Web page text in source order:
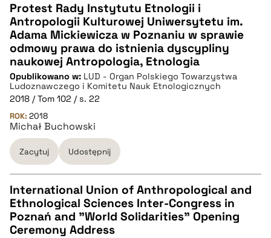
pobierz cytat
CZYSTY TEKST
pobierz cytat
BIBTEX
pobierz cytat
Protest Rady Instytutu Etnologii i
Antropologii Kulturowej Uniwersytetu im.
Adama Mickiewicza w Poznaniu w sprawie
odmowy prawa do istnienia dyscypliny
naukowej Antropologia, Etnologia
Opublikowano w: LUD - Organ Polskiego Towarzystwa
Ludoznawczego i Komitetu Nauk Etnologicznych
2018 / Tom 102 / s. 22
ROK: 2018
Michał Buchowski
Zacytuj Udostępnij
CZYSTY TEKST
International Union of Anthropological and
Ethnological Sciences Inter-Congress in
Poznań and "World Solidarities" Opening
Ceremony Address